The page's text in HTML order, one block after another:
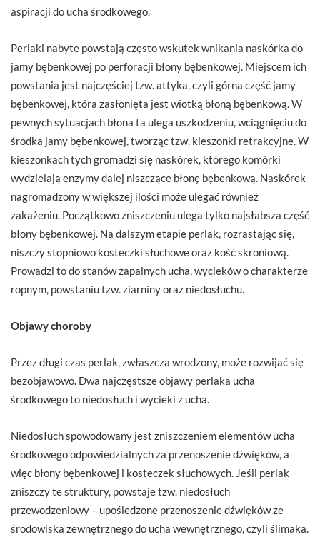
aspiracji do ucha środkowego.
Perlaki nabyte powstają często wskutek wnikania naskórka do
jamy bębenkowej po perforacji błony bębenkowej. Miejscem ich
powstania jest najczęściej tzw. attyka, czyli górna część jamy
bębenkowej, która zasłonięta jest wiotką błoną bębenkową. W
pewnych sytuacjach błona ta ulega uszkodzeniu, wciągnięciu do
środka jamy bębenkowej, tworząc tzw. kieszonki retrakcyjne. W
kieszonkach tych gromadzi się naskórek, którego komórki
wydzielają enzymy dalej niszczące błonę bębenkową. Naskórek
nagromadzony w większej ilości może ulegać również
zakażeniu. Początkowo zniszczeniu ulega tylko najsłabsza część
błony bębenkowej. Na dalszym etapie perlak, rozrastając się,
niszczy stopniowo kosteczki słuchowe oraz kość skroniową.
Prowadzi to do stanów zapalnych ucha, wycieków o charakterze
ropnym, powstaniu tzw. ziarniny oraz niedosłuchu.
Objawy choroby
Przez długi czas perlak, zwłaszcza wrodzony, może rozwijać się
bezobjawowo. Dwa najczęstsze objawy perlaka ucha
środkowego to niedosłuch i wycieki z ucha.
Niedosłuch spowodowany jest zniszczeniem elementów ucha
środkowego odpowiedzialnych za przenoszenie dźwięków, a
więc błony bębenkowej i kosteczek słuchowych. Jeśli perlak
zniszczy te struktury, powstaje tzw. niedosłuch
przewodzeniowy – upośledzone przenoszenie dźwięków ze
środowiska zewnętrznego do ucha wewnętrznego, czyli ślimaka.